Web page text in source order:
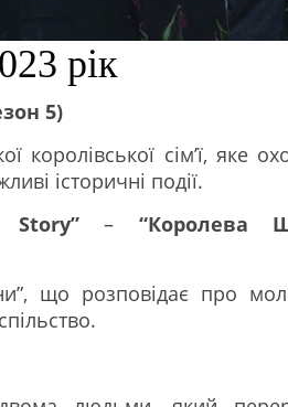
рік
5)
королівської сім’ї, яке
історичні події.
– “Королева
що розповідає про